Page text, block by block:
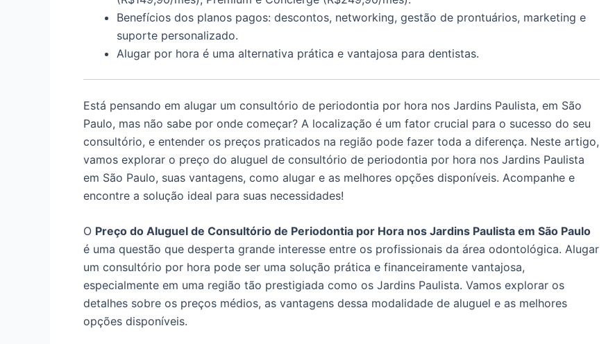
Benefícios dos planos pagos: descontos, networking, gestão de prontuários, marketing e
suporte personalizado.
Alugar por hora é uma alternativa prática e vantajosa para dentistas.
Está pensando em alugar um consultório de periodontia por hora nos Jardins Paulista, em São
Paulo, mas não sabe por onde começar? A localização é um fator crucial para o sucesso do seu
consultório, e entender os preços praticados na região pode fazer toda a diferença. Neste artigo,
vamos explorar o preço do aluguel de consultório de periodontia por hora nos Jardins Paulista
em São Paulo, suas vantagens, como alugar e as melhores opções disponíveis. Acompanhe e
encontre a solução ideal para suas necessidades!
O Preço do Aluguel de Consultório de Periodontia por Hora nos Jardins Paulista em São Paulo
é uma questão que desperta grande interesse entre os profissionais da área odontológica. Alugar
um consultório por hora pode ser uma solução prática e financeiramente vantajosa,
especialmente em uma região tão prestigiada como os Jardins Paulista. Vamos explorar os
detalhes sobre os preços médios, as vantagens dessa modalidade de aluguel e as melhores
opções disponíveis.